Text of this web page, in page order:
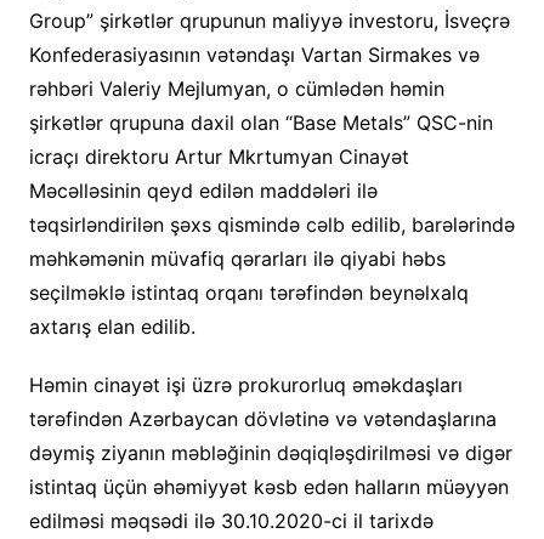
Group” şirkətlər qrupunun maliyyə investoru, İsveçrə
Konfederasiyasının vətəndaşı Vartan Sirmakes və
rəhbəri Valeriy Mejlumyan, o cümlədən həmin
şirkətlər qrupuna daxil olan “Base Metals” QSC-nin
icraçı direktoru Artur Mkrtumyan Cinayət
Məcəlləsinin qeyd edilən maddələri ilə
təqsirləndirilən şəxs qismində cəlb edilib, barələrində
məhkəmənin müvafiq qərarları ilə qiyabi həbs
seçilməklə istintaq orqanı tərəfindən beynəlxalq
axtarış elan edilib.
Həmin cinayət işi üzrə prokurorluq əməkdaşları
tərəfindən Azərbaycan dövlətinə və vətəndaşlarına
dəymiş ziyanın məbləğinin dəqiqləşdirilməsi və digər
istintaq üçün əhəmiyyət kəsb edən halların müəyyən
edilməsi məqsədi ilə 30.10.2020-ci il tarixdə